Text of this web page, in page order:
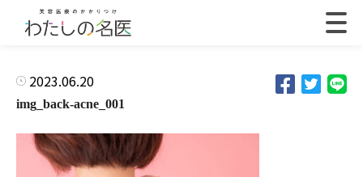
2023.06.20
img_back-acne_001